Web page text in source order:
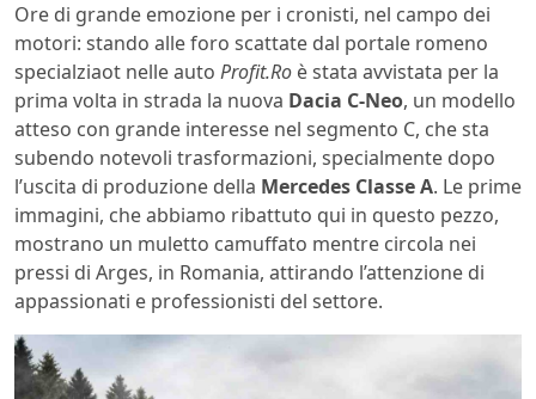
Ore di grande emozione per i cronisti, nel campo dei
motori: stando alle foro scattate dal portale romeno
specialziaot nelle auto Profit.Ro è stata avvistata per la
prima volta in strada la nuova Dacia C-Neo, un modello
atteso con grande interesse nel segmento C, che sta
subendo notevoli trasformazioni, specialmente dopo
l’uscita di produzione della Mercedes Classe A. Le prime
immagini, che abbiamo ribattuto qui in questo pezzo,
mostrano un muletto camuffato mentre circola nei
pressi di Arges, in Romania, attirando l’attenzione di
appassionati e professionisti del settore.